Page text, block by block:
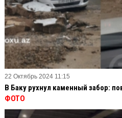
22 Октябрь 2024 11:15
В Баку рухнул каменный забор:
ФОТО